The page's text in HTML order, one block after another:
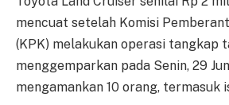
mencuat setelah Komisi
(KPK) melakukan operasi tangkap
menggemparkan pada Senin, 29
mengamankan 10 orang, termasuk